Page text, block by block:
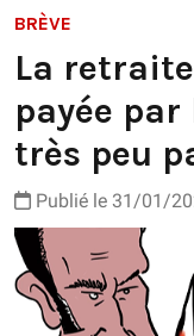
BRÈVE
La
payée
très peu
Publié le 31/01/